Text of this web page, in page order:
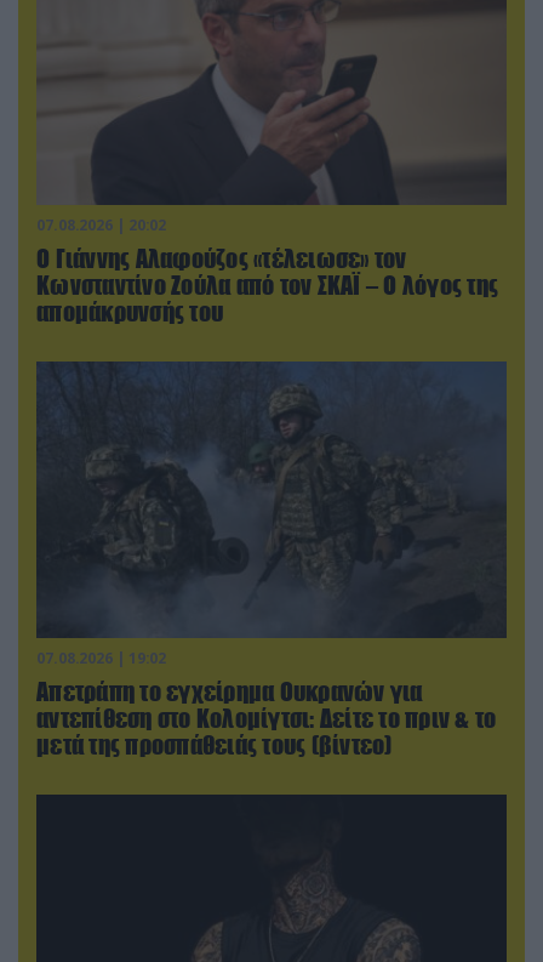
07.08.2026 | 20:02
Ο Γιάννης Αλαφούζος «τέλειωσε» τον
Κωνσταντίνο Ζούλα από τον ΣΚΑΪ – Ο λόγος της
απομάκρυνσής του
07.08.2026 | 19:02
Απετράπη το εγχείρημα Ουκρανών για
αντεπίθεση στο Κολομίγτσι: Δείτε το πριν & το
μετά της προσπάθειάς τους (βίντεο)